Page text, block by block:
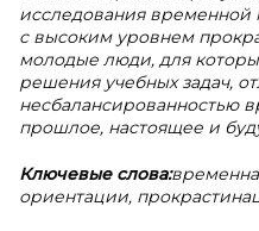
исследования временной
с высоким уровнем
молодые люди, для
решения учебных задач,
несбалансированностью
прошлое, настоящее и
Ключевые слова:
ориентации,